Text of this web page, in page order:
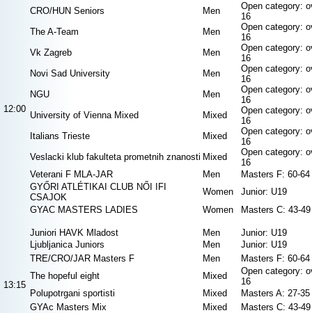
12:00
CRO/HUN Seniors Men
Open category:
16
The A-Team
Men
Open category:
16
Vk Zagreb
Men
Open category:
16
Novi Sad University
Men
Open category:
16
NGU
Men
Open category:
16
University of Vienna Mixed
Mixed
Open category:
16
Italians Trieste
Mixed
Open category:
16
Veslacki klub fakulteta prometnih znanosti Mixed
Open category:
16
Veterani F MLA-JAR
Men
Masters F: 60-64
GYŐRI ATLÉTIKAI CLUB NŐI IFI
CSAJOK
Women
Junior: U19
GYAC MASTERS LADIES
Women Masters C: 43-49
13:15
Juniori HAVK Mladost Men
Junior: U19
Ljubljanica Juniors
Men
Junior: U19
TRE/CRO/JAR Masters F
Men
Masters F: 60-64
The hopeful eight
Mixed
Open category:
16
Polupotrgani sportisti
Mixed
Masters A: 27-35
GYAc Masters Mix
Mixed
Masters C: 43-49